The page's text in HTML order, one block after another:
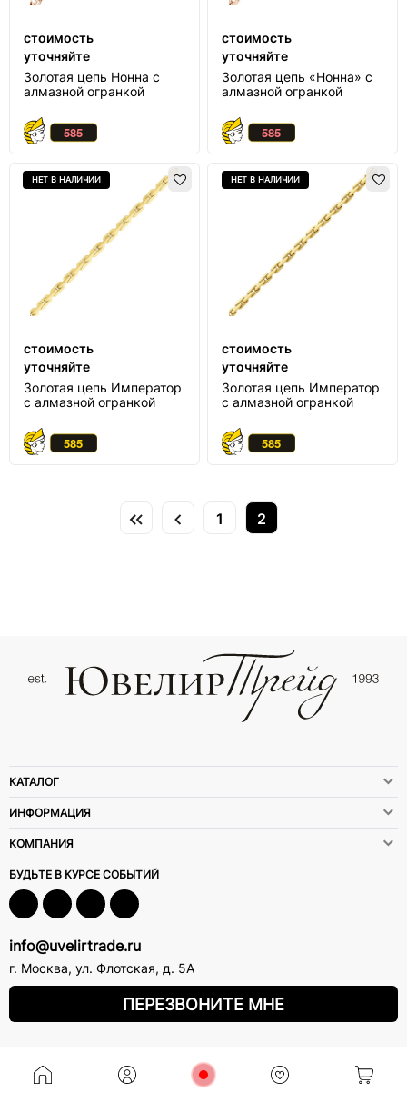
стоимость
уточняйте
Золотая цепь Нонна с
алмазной огранкой
стоимость
уточняйте
Золотая цепь «Нонна» с
алмазной огранкой
НЕТ В НАЛИЧИИ
стоимость
уточняйте
Золотая цепь Император
с алмазной огранкой
НЕТ В НАЛИЧИИ
стоимость
уточняйте
Золотая цепь Император
с алмазной огранкой
1 2
КАТАЛОГ
ИНФОРМАЦИЯ
КОМПАНИЯ
БУДЬТЕ В КУРСЕ СОБЫТИЙ
info@uvelirtrade.ru
г. Москва, ул. Флотская, д. 5А
ПЕРЕЗВОНИТЕ МНЕ
8 (800) 777-72-69
прием звонков: круглосуточно